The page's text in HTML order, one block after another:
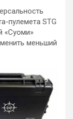
пулемета STG
«Суоми»
меньший